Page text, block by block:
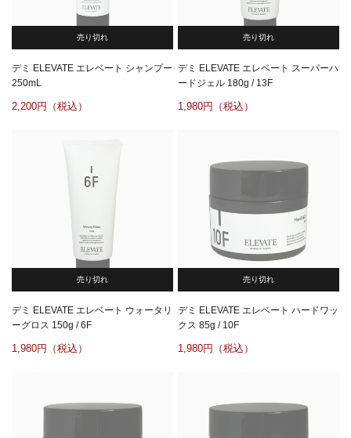
売り切れ
デミ ELEVATE エレベート シャンプー
250mL
2,200
売り切れ
デミ ELEVATE エレベート スーパーハ
ードジェル 180g / 13F
1,980
売り切れ
デミ ELEVATE エレベート ウォータリ
ーグロス 150g / 6F
1,980
売り切れ
デミ ELEVATE エレベート ハードワッ
クス 85g / 10F
1,980